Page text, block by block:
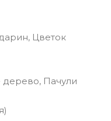
Цветок
Пачули